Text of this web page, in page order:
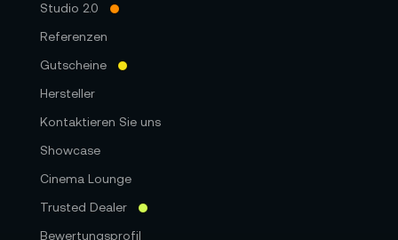
Studio 2.0
Referenzen
Gutscheine
Hersteller
Kontaktieren Sie uns
Showcase
Cinema Lounge
Trusted Dealer
Bewertungsprofil